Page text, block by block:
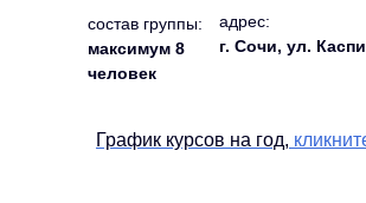
состав группы:
максимум 8
человек
адрес:
г. Сочи, ул.
График курсов на год,